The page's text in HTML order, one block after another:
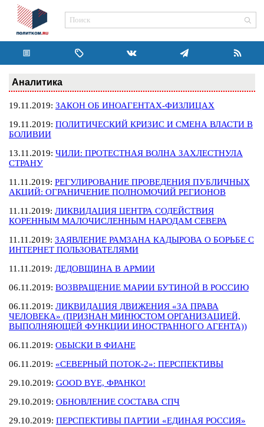
Аналитика
19.11.2019: ЗАКОН ОБ ИНОАГЕНТАХ-ФИЗЛИЦАХ
19.11.2019: ПОЛИТИЧЕСКИЙ КРИЗИС И СМЕНА ВЛАСТИ В
БОЛИВИИ
13.11.2019: ЧИЛИ: ПРОТЕСТНАЯ ВОЛНА ЗАХЛЕСТНУЛА
СТРАНУ
11.11.2019: РЕГУЛИРОВАНИЕ ПРОВЕДЕНИЯ ПУБЛИЧНЫХ
АКЦИЙ: ОГРАНИЧЕНИЕ ПОЛНОМОЧИЙ РЕГИОНОВ
11.11.2019: ЛИКВИДАЦИЯ ЦЕНТРА СОДЕЙСТВИЯ
КОРЕННЫМ МАЛОЧИСЛЕННЫМ НАРОДАМ СЕВЕРА
11.11.2019: ЗАЯВЛЕНИЕ РАМЗАНА КАДЫРОВА О БОРЬБЕ С
ИНТЕРНЕТ ПОЛЬЗОВАТЕЛЯМИ
11.11.2019: ДЕДОВЩИНА В АРМИИ
06.11.2019: ВОЗВРАЩЕНИЕ МАРИИ БУТИНОЙ В РОССИЮ
06.11.2019: ЛИКВИДАЦИЯ ДВИЖЕНИЯ «ЗА ПРАВА
ЧЕЛОВЕКА» (ПРИЗНАН МИНЮСТОМ ОРГАНИЗАЦИЕЙ,
ВЫПОЛНЯЮЩЕЙ ФУНКЦИИ ИНОСТРАННОГО АГЕНТА))
06.11.2019: ОБЫСКИ В ФИАНЕ
06.11.2019: «СЕВЕРНЫЙ ПОТОК-2»: ПЕРСПЕКТИВЫ
29.10.2019: GOOD BYE, ФРАНКО!
29.10.2019: ОБНОВЛЕНИЕ СОСТАВА СПЧ
29.10.2019: ПЕРСПЕКТИВЫ ПАРТИИ «ЕДИНАЯ РОССИЯ»